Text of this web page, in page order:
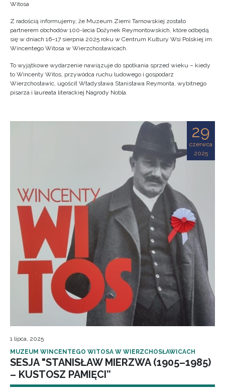
Witosa
Z radością informujemy, że Muzeum Ziemi Tarnowskiej zostało
partnerem obchodów 100-lecia Dożynek Reymontowskich, które odbędą
się w dniach 16–17 sierpnia 2025 roku w Centrum Kultury Wsi Polskiej im.
Wincentego Witosa w Wierzchosławicach.
To wyjątkowe wydarzenie nawiązuje do spotkania sprzed wieku – kiedy
to Wincenty Witos, przywódca ruchu ludowego i gospodarz
Wierzchosławic, ugościł Władysława Stanisława Reymonta, wybitnego
pisarza i laureata literackiej Nagrody Nobla.
29
czerwca
2025
1 lipca, 2025
MUZEUM WINCENTEGO WITOSA W WIERZCHOSŁAWICACH
SESJA "STANISŁAW MIERZWA (1905–1985)
– KUSTOSZ PAMIĘCI”